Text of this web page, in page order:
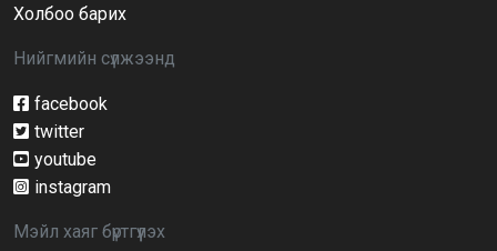
Д.Тэгшбаяр: НҮБ-ын тогтоол санаачилж,
Холбоо барих
Нийгмийн сүлжээнд
facebook
twitter
youtube
instagram
Мэйл хаяг бүртгүүлэх